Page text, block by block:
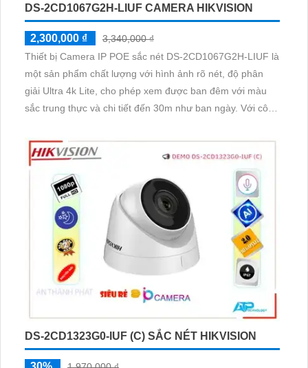
DS-2CD1067G2H-LIUF CAMERA HIKVISION
2,300,000 ₫
3,340,000 ₫
Thiết bị Camera IP POE sắc nét DS-2CD1067G2H-LIUF là
một sản phẩm chất lượng với hình ảnh rõ nét, độ phân
giải Ultra 4k Lite, cho phép xem được ban đêm với màu
sắc trung thực và chi tiết đến 30m như ban ngày. Với công
truyền tải dù ở cự ly xa.
DS-2CD1323G0-IUF (C) SẮC NÉT HIKVISION